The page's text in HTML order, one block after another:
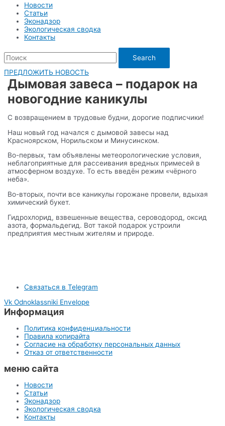
Новости
Статьи
Эконадзор
Экологическая сводка
Контакты
Search
ПРЕДЛОЖИТЬ НОВОСТЬ
Дымовая завеса – подарок на
новогодние каникулы
С возвращением в трудовые будни, дорогие подписчики!
Наш новый год начался с дымовой завесы над
Красноярском, Норильском и Минусинском.
Во-первых, там объявлены метеорологические условия,
неблагоприятные для рассеивания вредных примесей в
атмосферном воздухе. То есть введён режим «чёрного
неба».
Во-вторых, почти все каникулы горожане провели, вдыхая
химический букет.
Гидрохлорид, взвешенные вещества, сероводород, оксид
азота, формальдегид. Вот такой подарок устроили
предприятия местным жителям и природе.
Связаться в Telegram
Vk Odnoklassniki Envelope
Информация
Политика конфиденциальности
Правила копирайта
Согласие на обработку персональных данных
Отказ от ответственности
меню сайта
Новости
Статьи
Эконадзор
Экологическая сводка
Контакты